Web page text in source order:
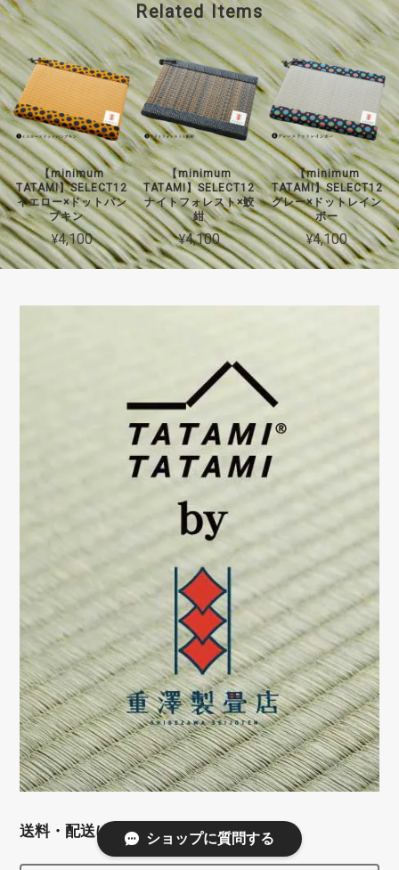
Related Items
【minimum
TATAMI】SELECT12
イエロー×ドットパン
プキン
¥4,100
【minimum
TATAMI】SELECT12
ナイトフォレスト×鮫
紺
¥4,100
【minimum
TATAMI】SELECT12
グレー×ドットレイン
ボー
¥4,100
送料・配送についてショップに質問する